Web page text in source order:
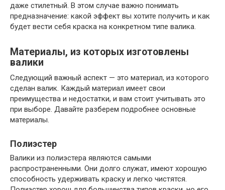
даже стилетный. В этом случае важно понимать
предназначение: какой эффект вы хотите получить и как
будет вести себя краска на конкретном типе валика.
Материалы, из которых изготовлены
валики
Следующий важный аспект — это материал, из которого
сделан валик. Каждый материал имеет свои
преимущества и недостатки, и вам стоит учитывать это
при выборе. Давайте разберем подробнее основные
материалы.
Полиэстер
Валики из полиэстера являются самыми
распространенными. Они долго служат, имеют хорошую
способность удерживать краску и легко чистятся.